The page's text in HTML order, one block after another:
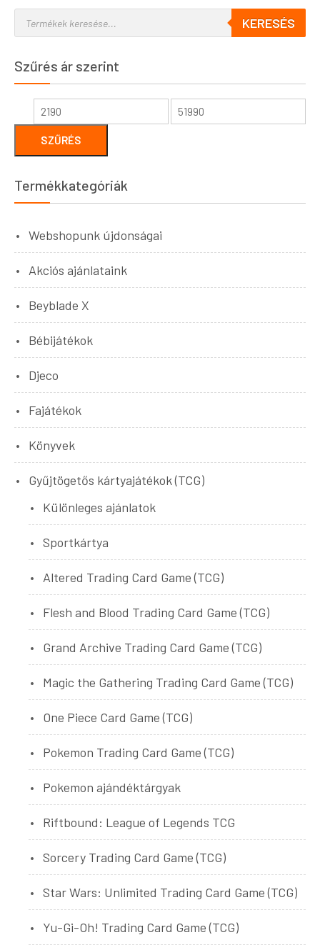
KERESÉS
Szűrés ár szerint
SZŰRÉS
Termékkategóriák
Webshopunk újdonságai
Akciós ajánlataink
Beyblade X
Bébijátékok
Djeco
Fajátékok
Könyvek
Gyűjtögetős kártyajátékok (TCG)
Különleges ajánlatok
Sportkártya
Altered Trading Card Game (TCG)
Flesh and Blood Trading Card Game (TCG)
Grand Archive Trading Card Game (TCG)
Magic the Gathering Trading Card Game (TCG)
One Piece Card Game (TCG)
Pokemon Trading Card Game (TCG)
Pokemon ajándéktárgyak
Riftbound: League of Legends TCG
Sorcery Trading Card Game (TCG)
Star Wars: Unlimited Trading Card Game (TCG)
Yu-Gi-Oh! Trading Card Game (TCG)